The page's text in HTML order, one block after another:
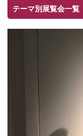
テーマ別展覧会一覧